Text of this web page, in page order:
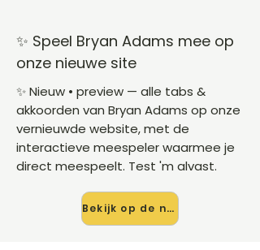
✨ Speel Bryan Adams mee op
onze nieuwe site
✨ Nieuw • preview — alle tabs &
akkoorden van Bryan Adams op onze
vernieuwde website, met de
interactieve meespeler waarmee je
direct meespeelt. Test 'm alvast.
Bekijk op de nieuwe site →